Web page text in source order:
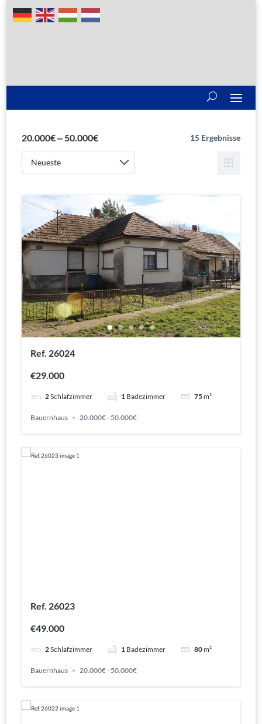
20.000€ ‒ 50.000€ 15 Ergebnisse
Ref. 26024
€29.000
2Schlafzimmer 1 Badezimmer 75m²
Bauernhaus 20.000€ - 50.000€
Ref. 26023
€49.000
2Schlafzimmer 1 Badezimmer 80m²
Bauernhaus 20.000€ - 50.000€